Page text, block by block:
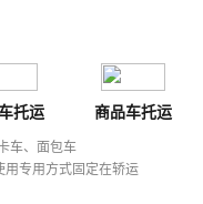
托运 商品车托运
车、面包车
用专用方式固定在轿运